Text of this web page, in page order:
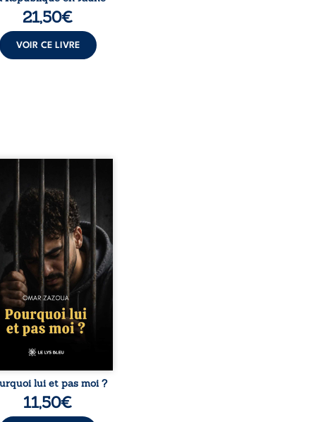
21,50€
VOIR CE LIVRE
lui et pas moi ?
le parcours de l’auteur
par les mauvais choix,
et l’épreuve de
Mais il dévoile
les espoirs qui lui
de ne pas renoncer.
d’une histoire
ce témoignage
le destin, la
la résilience et
de se
malgré les
obstacles. Un ouvrage ...
lui et pas moi ?
11,50€